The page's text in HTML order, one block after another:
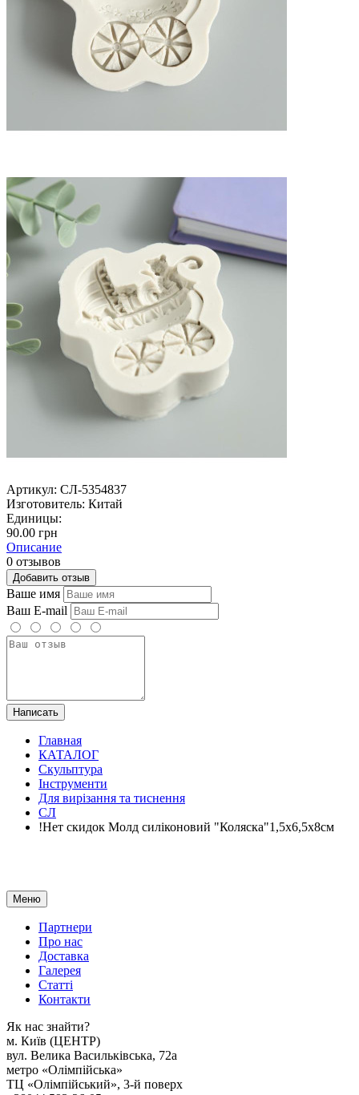
Артикул: СЛ-5354837
Изготовитель: Китай
Единицы:
90.00 грн
Описание
0 отзывов
Добавить отзыв
Ваше имя
Ваш E-mail
Написать
Главная
КАТАЛОГ
Скульптура
Інструменти
Для вирізання та тиснення
СЛ
!Нет скидок Молд силіконовий "Коляска"1,5х6,5х8см
Меню
Партнери
Про нас
Доставка
Галерея
Статтi
Контакти
Як наc знайти?
м. Киïв (ЦЕНТР)
вул. Велика Васильківська, 72а
метро «Олімпійська»
ТЦ «Олімпійський», 3-й поверх